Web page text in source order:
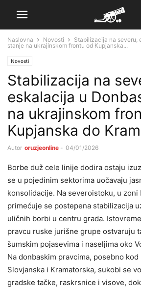
Naslovna Novosti
Stabilizacija na severu,
stanje na ukrajinskom frontu od Kupjanska...
Novosti
Stabilizacija na
eskalacija u
na ukrajinskom
Kupjanska do
Autor oruzjeonline - 04/01/2026
Borbe duž cele linije dodira ostaju
se u pojedinim sektorima uočavaju
konsolidacije. Na severoistoku, u zoni
primećuje se postepena stabilizacija
uličnih borbi u centru grada.
pravcu ruske jurišne grupe ostvaruju
šumskim pojasevima i naseljima oko
Na donbaskim pravcima, posebno
Slovjanska i Kramatorska, sukobi se
gradske tačke, raskrsnice i visove,